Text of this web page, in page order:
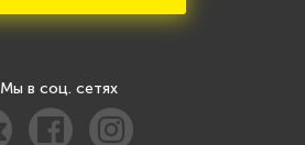
Мы в соц. сетях